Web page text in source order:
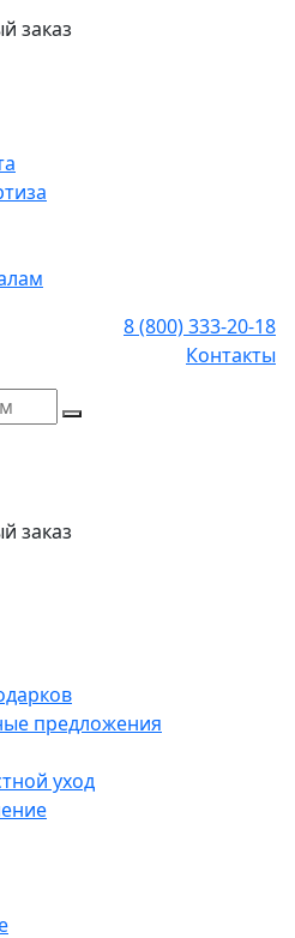
заказ
8 (800) 333-20-18
Контакты
заказ
предложения
уход